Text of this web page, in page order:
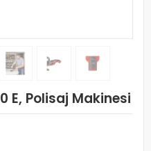
E, Polisaj Makinesi